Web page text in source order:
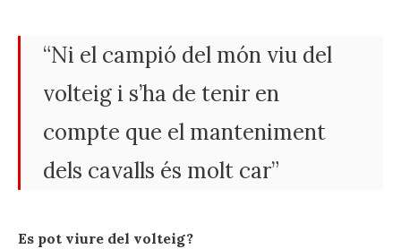
“Ni el campió del món viu del
volteig i s’ha de tenir en
compte que el manteniment
dels cavalls és molt car”
Es pot viure del volteig?